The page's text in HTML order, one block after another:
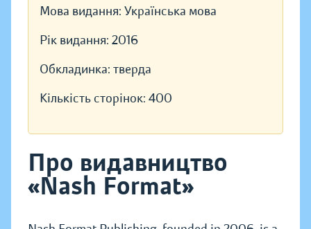
Мова видання: Українська мова
Рік видання: 2016
Обкладинка: тверда
Кількість сторінок: 400
Про видавництво
«Nash Format»